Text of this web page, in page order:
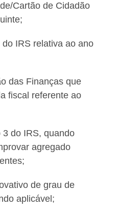
Cartão de Cidadão
IRS relativa ao ano
das Finanças que
fiscal referente ao
3 do IRS, quando
agregado
de grau de
aplicável;